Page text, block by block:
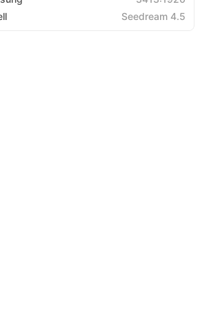
Seedream 4.5